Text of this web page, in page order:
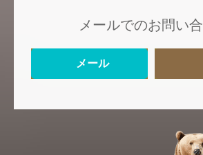
メールでのお問い
メール